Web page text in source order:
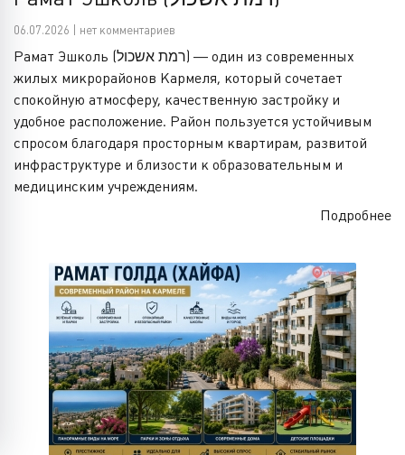
06.07.2026 | нет комментариев
Рамат Эшколь (רמת אשכול) — один из современных
жилых микрорайонов Кармеля, который сочетает
спокойную атмосферу, качественную застройку и
удобное расположение. Район пользуется устойчивым
спросом благодаря просторным квартирам, развитой
инфраструктуре и близости к образовательным и
медицинским учреждениям.
Подробнее